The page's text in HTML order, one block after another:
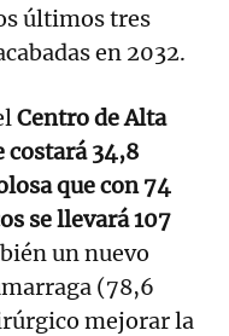
últimos tres
en 2032.
Centro de Alta
costará 34,8
que con 74
se llevará 107
un nuevo
(78,6
mejorar la